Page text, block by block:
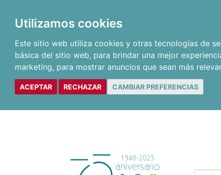
Utilizamos cookies
Este sitio web utiliza cookies y otras tecnologías de
básica del sitio web, para brindar una mejor
marketing, para mostrar anuncios que sean más
ACEPTAR RECHAZAR CAMBIAR PREFERENCIAS